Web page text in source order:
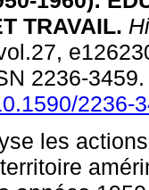
TRAVAIL.
2236-
2236-
les actions